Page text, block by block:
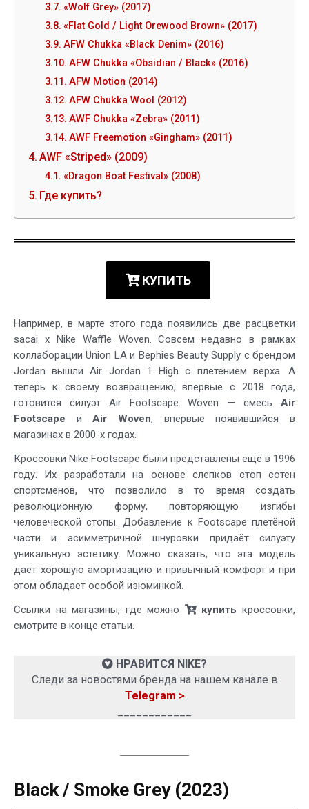
«Wolf Grey» (2017)
«Flat Gold / Light Orewood Brown» (2017)
AFW Chukka «Black Denim» (2016)
AFW Chukka «Obsidian / Black» (2016)
AFW Motion (2014)
AFW Chukka Wool (2012)
AWF Chukka «Zebra» (2011)
AWF Freemotion «Gingham» (2011)
AWF «Striped» (2009)
«Dragon Boat Festival» (2008)
Где купить?
КУПИТЬ
Например, в марте этого года появились две расцветки
sacai x Nike Waffle Woven. Совсем недавно в рамках
коллаборации Union LA и Bephies Beauty Supply с брендом
Jordan вышли Air Jordan 1 High с плетением верха. А
теперь к своему возвращению, впервые с 2018 года,
готовится силуэт Air Footscape Woven — смесь Air
Footscape иAir Woven, впервые появившийся в
магазинах в 2000-х годах.
Кроссовки Nike Footscape были представлены ещё в 1996
году. Их разработали на основе слепков стоп сотен
спортсменов, что позволило в то время создать
революционную форму, повторяющую изгибы
человеческой стопы. Добавление к Footscape плетёной
части и асимметричной шнуровки придаёт силуэту
уникальную эстетику. Можно сказать, что эта модель
даёт хорошую амортизацию и привычный комфорт и при
этом обладает особой изюминкой.
Ссылки на магазины, где можно
купить кроссовки,
смотрите в конце статьи.
НРАВИТСЯ NIKE?
Следи за новостями бренда на нашем канале в
Telegram >
Black / Smoke Grey (2023)